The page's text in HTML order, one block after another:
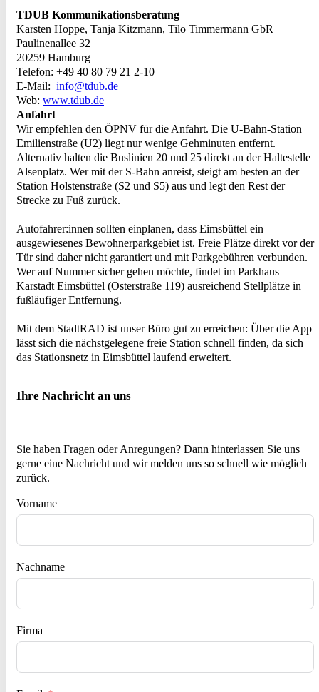
TDUB Kommunikationsberatung
Karsten Hoppe, Tanja Kitzmann, Tilo Timmermann GbR
Paulinenallee 32
20259 Hamburg
Telefon: +49 40 80 79 21 2-10
E-Mail: info@tdub.de
Web: www.tdub.de
Anfahrt
Wir empfehlen den ÖPNV für die Anfahrt. Die U-Bahn-Station
Emilienstraße (U2) liegt nur wenige Gehminuten entfernt.
Alternativ halten die Buslinien 20 und 25 direkt an der Haltestelle
Alsenplatz. Wer mit der S-Bahn anreist, steigt am besten an der
Station Holstenstraße (S2 und S5) aus und legt den Rest der
Strecke zu Fuß zurück.
Autofahrer:innen sollten einplanen, dass Eimsbüttel ein
ausgewiesenes Bewohnerparkgebiet ist. Freie Plätze direkt vor der
Tür sind daher nicht garantiert und mit Parkgebühren verbunden.
Wer auf Nummer sicher gehen möchte, findet im Parkhaus
Karstadt Eimsbüttel (Osterstraße 119) ausreichend Stellplätze in
fußläufiger Entfernung.
Mit dem StadtRAD ist unser Büro gut zu erreichen: Über die App
lässt sich die nächstgelegene freie Station schnell finden, da sich
das Stationsnetz in Eimsbüttel laufend erweitert.
Ihre Nachricht an uns
Sie haben Fragen oder Anregungen? Dann hinterlassen Sie uns
gerne eine Nachricht und wir melden uns so schnell wie möglich
zurück.
Vorname
Nachname
Firma